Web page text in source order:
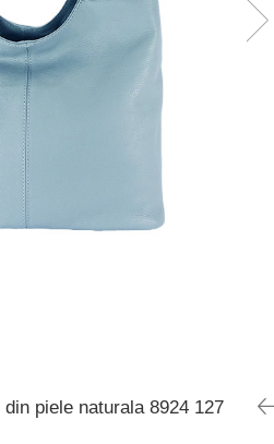
piele naturala 8924 127